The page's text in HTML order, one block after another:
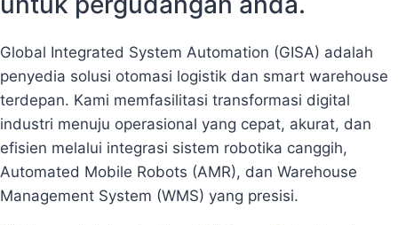
Global Integrated System Automation (GISA) adalah
penyedia solusi otomasi logistik dan smart warehouse
terdepan. Kami memfasilitasi transformasi digital
industri menuju operasional yang cepat, akurat, dan
efisien melalui integrasi sistem robotika canggih,
Automated Mobile Robots (AMR), dan Warehouse
Management System (WMS) yang presisi.